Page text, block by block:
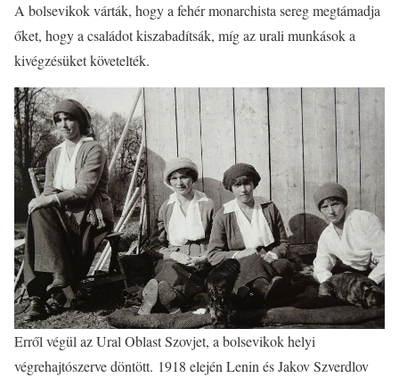
A bolsevikok várták, hogy a fehér monarchista sereg megtámadja
őket, hogy a családot kiszabadítsák, míg az urali munkások a
kivégzésüket követelték.
Erről végül az Ural Oblast Szovjet, a bolsevikok helyi
végrehajtószerve döntött. 1918 elején Lenin és Jakov Szverdlov